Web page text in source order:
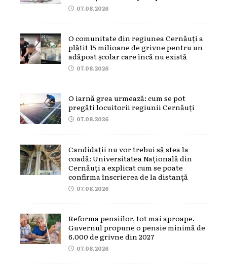
07.08.2026
O comunitate din regiunea Cernăuți a
plătit 15 milioane de grivne pentru un
adăpost școlar care încă nu există
07.08.2026
O iarnă grea urmează: cum se pot
pregăti locuitorii regiunii Cernăuți
07.08.2026
Candidații nu vor trebui să stea la
coadă: Universitatea Națională din
Cernăuți a explicat cum se poate
confirma înscrierea de la distanță
07.08.2026
Reforma pensiilor, tot mai aproape.
Guvernul propune o pensie minimă de
6.000 de grivne din 2027
07.08.2026